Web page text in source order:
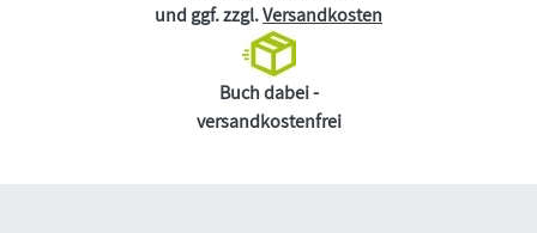
und ggf. zzgl.Versandkosten
Buch dabei -
versandkostenfrei